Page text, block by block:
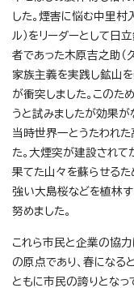
した。煙害に悩む中里
ル）をリーダーとして日
者であった木原吉之助（
家族主義を実践し鉱山
が衝突しました。このた
うと試みましたが効果が
当時世界一とうたわれ
た。大煙突が建設されて
果てた山々を蘇らせるた
強い大島桜などを植林
努めました。
これら市民と企業の協力
の原点であり、春になる
ともに市民の誇りとなっ